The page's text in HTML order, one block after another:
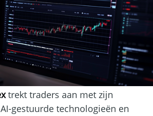
trekt traders aan met zijn
gestuurde technologieën en